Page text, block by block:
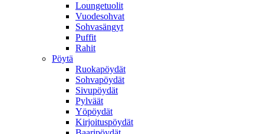
Loungetuolit
Vuodesohvat
Sohvasängyt
Puffit
Rahit
Pöytä
Ruokapöydät
Sohvapöydät
Sivupöydät
Pylväät
Yöpöydät
Kirjoituspöydät